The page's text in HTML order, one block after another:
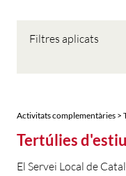
Filtres aplicats
Activitats complementàries >
Tertúlies
El Servei Local de